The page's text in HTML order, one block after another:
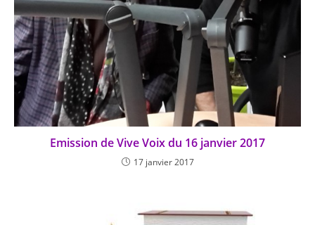
Emission de Vive Voix du 16 janvier 2017
17 janvier 2017